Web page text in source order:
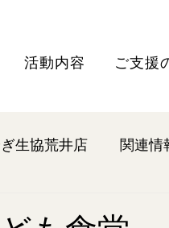
活動内容 ご支援
生協荒井店 関連情